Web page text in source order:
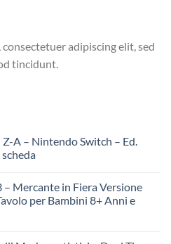
adipiscing elit, sed
tincidunt.
Z-A – Nintendo Switch – Ed.
Mercante in Fiera Versione
per Bambini 8+ Anni e